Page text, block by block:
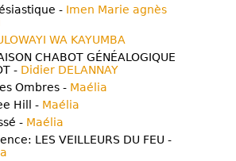
- Imen Marie agnès
WA KAYUMBA
CHABOT GÉNÉALOGIQUE
- Didier DELANNAY
Ombres - Maélia
Hill - Maélia
- Maélia
LES VEILLEURS DU FEU -